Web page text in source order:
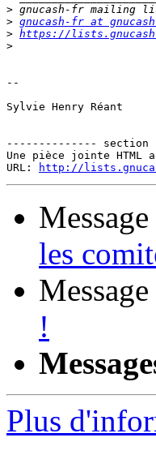
>
> gnucash-fr at
> https://
>
--
Sylvie Henry Réant
-------------- section
Une pièce jointe HTML
URL:
http://
les
!
Plus